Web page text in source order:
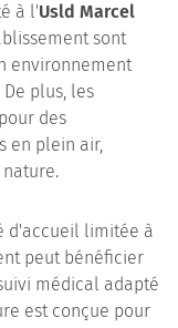
à l'Usld Marcel
sont
environnement
plus, les
pour des
en plein air,
d'accueil limitée à
peut bénéficier
médical adapté
est conçue pour